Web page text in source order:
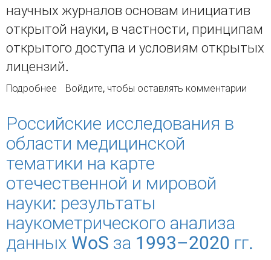
научных журналов основам инициатив
открытой науки, в частности, принципам
открытого доступа и условиям открытых
лицензий.
Подробнее о Открытый доступ и открытые лицензии
Войдите, чтобы оставлять комментарии
Российские исследования в
области медицинской
тематики на карте
отечественной и мировой
науки: результаты
наукометрического анализа
данных WoS за 1993–2020 гг.